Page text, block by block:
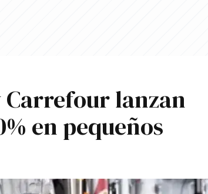
Carrefour lanzan
en pequeños